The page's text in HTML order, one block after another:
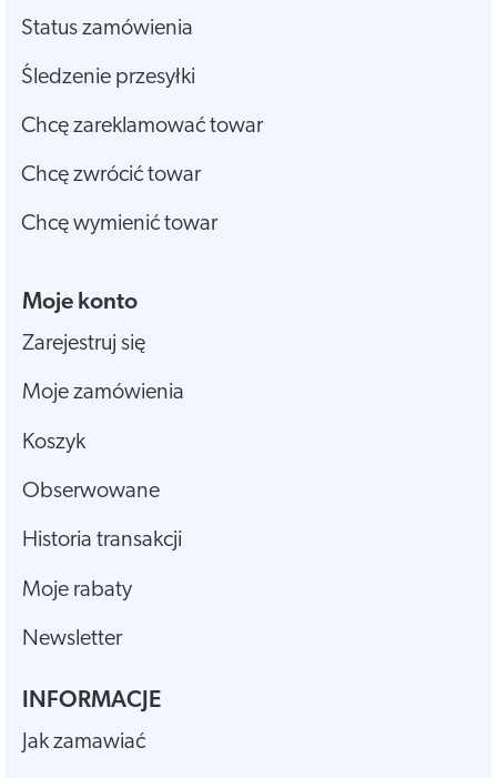
Status zamówienia
Śledzenie przesyłki
Chcę zareklamować towar
Chcę zwrócić towar
Chcę wymienić towar
Moje konto
Zarejestruj się
Moje zamówienia
Koszyk
Obserwowane
Historia transakcji
Moje rabaty
Newsletter
INFORMACJE
Jak zamawiać